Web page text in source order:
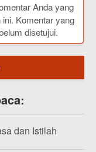
Anda yang
Komentar yang
disetujui.
dan Istilah